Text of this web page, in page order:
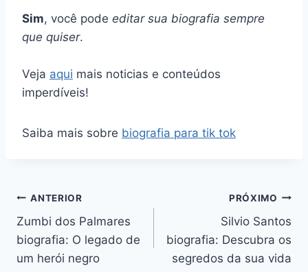
Sim, você pode editar sua biografia sempre
que quiser.
Veja aqui mais noticias e conteúdos
imperdíveis!
Saiba mais sobre biografia para tik tok
Navegação
de
Post
ANTERIOR
Zumbi dos Palmares
biografia: O legado de
um herói negro
PRÓXIMO
Silvio Santos
biografia: Descubra os
segredos da sua vida